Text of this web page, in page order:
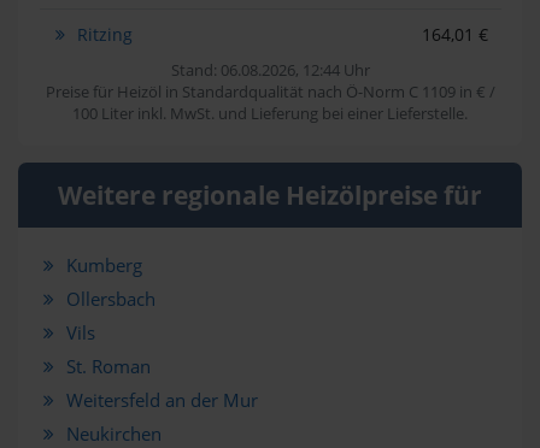
Ritzing 164,01 €
Stand: 06.08.2026, 12:44 Uhr
Preise für Heizöl in Standardqualität nach Ö-Norm C 1109 in € /
100 Liter inkl. MwSt. und Lieferung bei einer Lieferstelle.
Weitere regionale Heizölpreise für
Kumberg
Ollersbach
Vils
St. Roman
Weitersfeld an der Mur
Neukirchen